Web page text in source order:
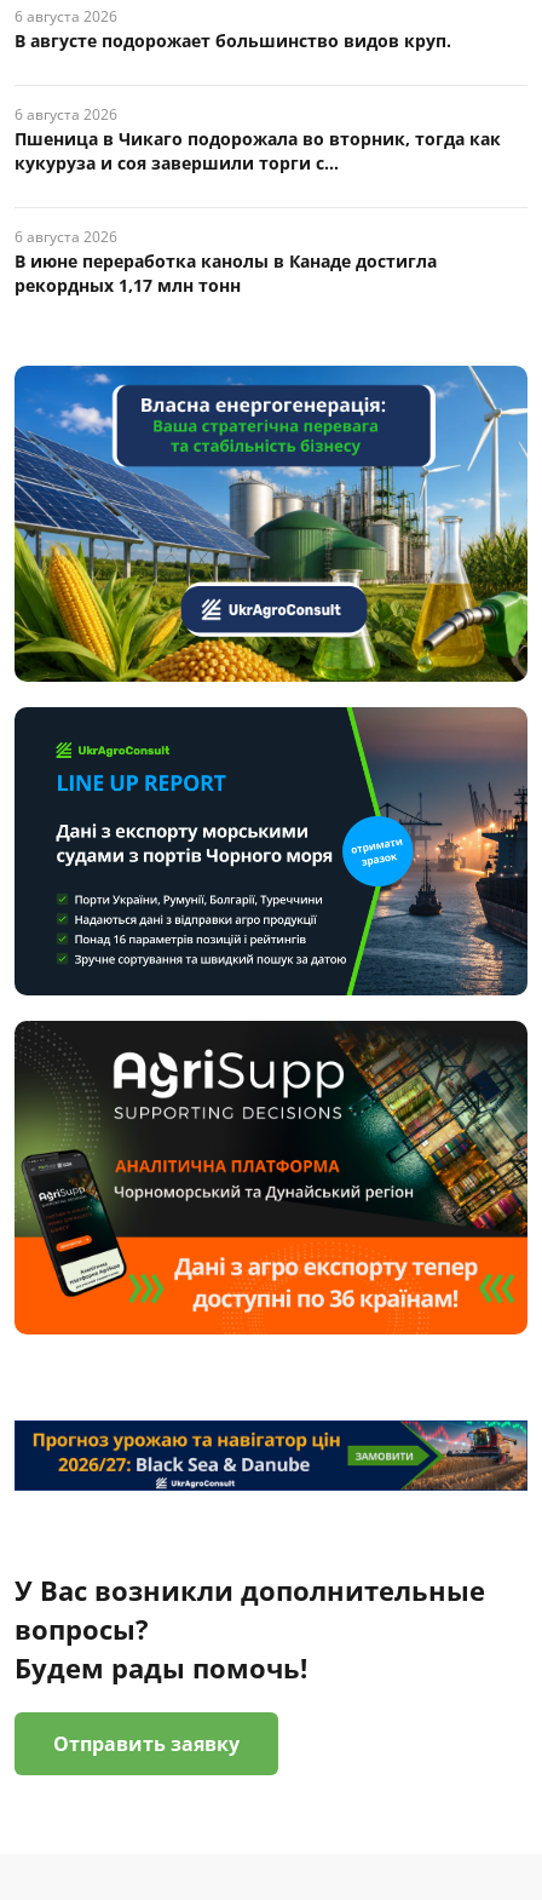
6 августа 2026
В августе подорожает большинство видов круп.
6 августа 2026
Пшеница в Чикаго подорожала во вторник, тогда как
кукуруза и соя завершили торги с...
6 августа 2026
В июне переработка канолы в Канаде достигла
рекордных 1,17 млн тонн
У Вас возникли дополнительные
вопросы?
Будем рады помочь!
Отправить заявку